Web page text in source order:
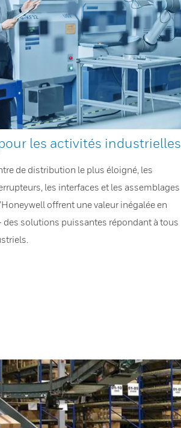
les activités industrielles
de distribution le plus éloigné, les
les interfaces et les assemblages
offrent une valeur inégalée en
des solutions puissantes répondant à tous